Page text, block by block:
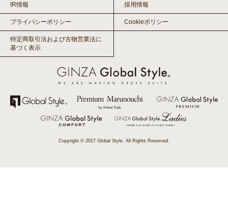
IR情報 採用情報
プライバシーポリシー Cookieポリシー
特定商取引法および古物営業法に
基づく表示
Copyright © 2017 Global Style. All Rights Reserved.